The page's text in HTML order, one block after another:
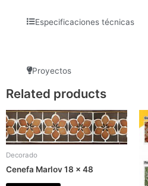
Especificaciones técnicas
Proyectos
Related products
Decorado
Cenefa Marlov 18 x 48